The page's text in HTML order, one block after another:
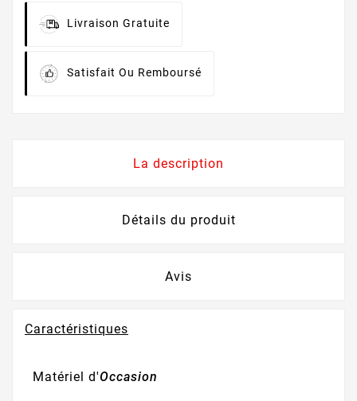
Livraison Gratuite
Satisfait Ou Remboursé
La description
Détails du produit
Avis
Caractéristiques
Matériel d'Occasion